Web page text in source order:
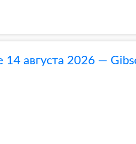
14 августа 2026 —